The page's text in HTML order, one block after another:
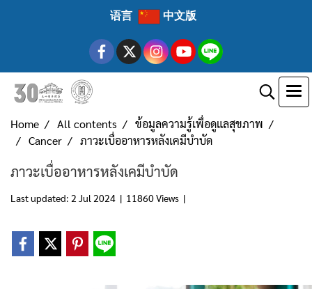
语言 中文版
Home All contents
ข้อมูลความรู้เพื่อดูแลสุขภาพ
Cancer
ภาวะเบื่ออาหารหลังเคมีบำบัด
ภาวะเบื่ออาหารหลังเคมีบำบัด
Last updated: 2 Jul 2024 | 11860 Views |